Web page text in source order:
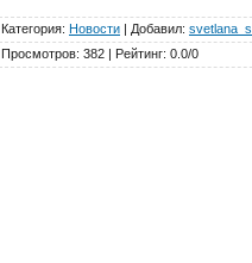
Категория: Новости | Добавил:
Просмотров: 382 | Рейтинг: 0.0/0